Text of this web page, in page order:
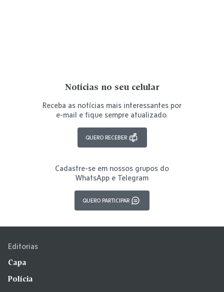
Notícias no seu celular
Receba as notícias mais interessantes por
e-mail e fique sempre atualizado.
QUERO RECEBER
Cadastre-se em nossos grupos do
WhatsApp e Telegram
QUERO PARTICIPAR
Editorias
Capa
Polícia